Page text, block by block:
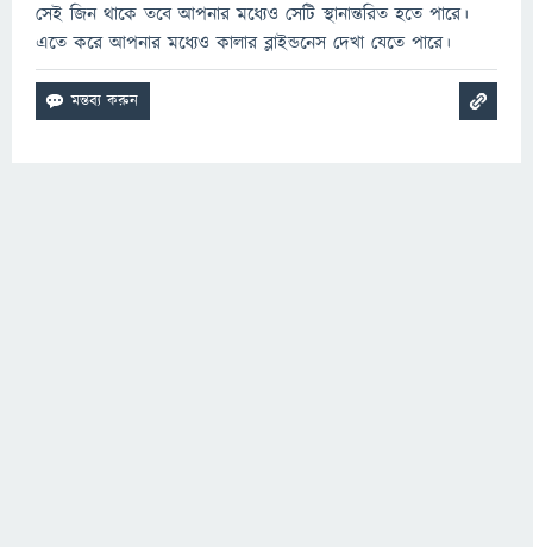
সেই জিন থাকে তবে আপনার মধ্যেও সেটি স্থানান্তরিত হতে পারে।
এতে করে আপনার মধ্যেও কালার ব্লাইন্ডনেস দেখা যেতে পারে।